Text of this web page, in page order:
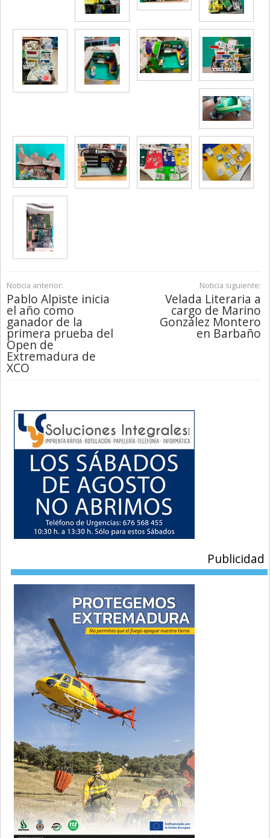
Noticia anterior:
Pablo Alpiste inicia
el año como
ganador de la
primera prueba del
Open de
Extremadura de
XCO
Noticia siguiente:
Velada Literaria a
cargo de Marino
González Montero
en Barbaño
Publicidad